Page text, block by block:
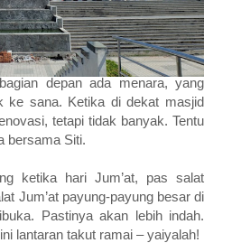
depan ada menara, yang
ke sana. Ketika di dekat masjid
tetapi tidak banyak. Tentu
bersama Siti.
ketika hari Jum’at, pas salat
Jum’at payung-payung besar di
Pastinya akan lebih indah.
lantaran takut ramai – yaiyalah!